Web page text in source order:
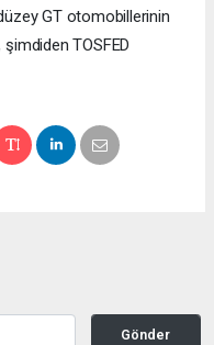
GT otomobillerinin
TOSFED
Gönder